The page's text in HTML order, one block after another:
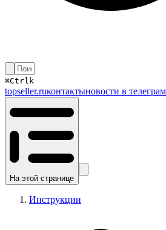
⌘Ctrl k
topseller.ruконтактыновости в
На этой странице
Инструкции